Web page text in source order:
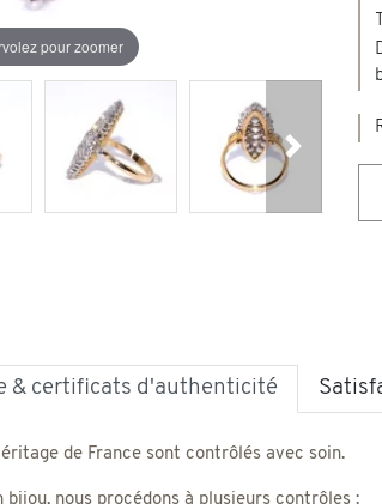
pour zoomer
Suivant
& certificats d'authenticité
de France sont contrôlés avec soin.
nous procédons à plusieurs contrôles :